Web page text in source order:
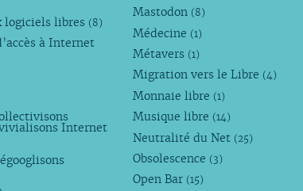
logiciels libres (8)
à Internet
Internet
Mastodon (8)
Médecine (1)
Métavers (1)
Migration vers le Libre (4)
Monnaie libre (1)
Musique libre (14)
Neutralité du Net (25)
Obsolescence (3)
Open Bar (15)